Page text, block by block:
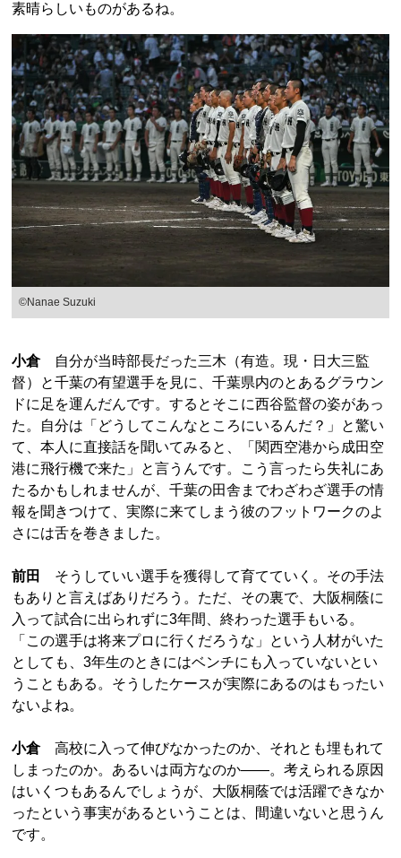
素晴らしいものがあるね。
©Nanae Suzuki
小倉自分が当時部長だった三木（有造。現・日大三監
督）と千葉の有望選手を見に、千葉県内のとあるグラウン
ドに足を運んだんです。するとそこに西谷監督の姿があっ
た。自分は「どうしてこんなところにいるんだ？」と驚い
て、本人に直接話を聞いてみると、「関西空港から成田空
港に飛行機で来た」と言うんです。こう言ったら失礼にあ
たるかもしれませんが、千葉の田舎までわざわざ選手の情
報を聞きつけて、実際に来てしまう彼のフットワークのよ
さには舌を巻きました。
前田
そうしていい選手を獲得して育てていく。その手法
もありと言えばありだろう。ただ、その裏で、大阪桐蔭に
入って試合に出られずに3年間、終わった選手もいる。
「この選手は将来プロに行くだろうな」という人材がいた
としても、3年生のときにはベンチにも入っていないとい
うこともある。そうしたケースが実際にあるのはもったい
ないよね。
小倉高校に入って伸びなかったのか、それとも埋もれて
しまったのか。あるいは両方なのか――。考えられる原因
はいくつもあるんでしょうが、大阪桐蔭では活躍できなか
ったという事実があるということは、間違いないと思うん
です。